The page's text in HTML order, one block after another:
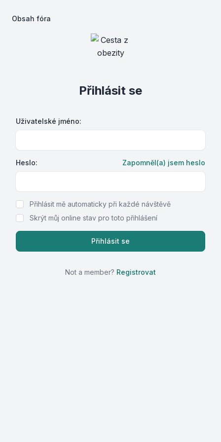
Obsah fóra
Přihlásit se
Uživatelské jméno:
Heslo: Zapomněl(a) jsem heslo
Přihlásit mě automaticky při každé návštěvě
Skrýt můj online stav pro toto přihlášení
Not a member? Registrovat